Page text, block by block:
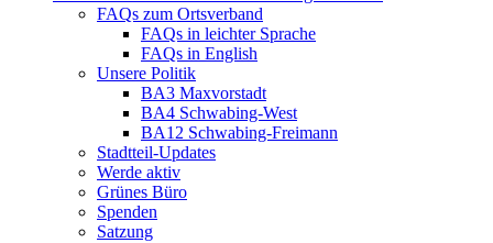
FAQs zum Ortsverband
FAQs in leichter Sprache
FAQs in English
Unsere Politik
BA3 Maxvorstadt
BA4 Schwabing-West
BA12 Schwabing-Freimann
Stadtteil-Updates
Werde aktiv
Grünes Büro
Spenden
Satzung